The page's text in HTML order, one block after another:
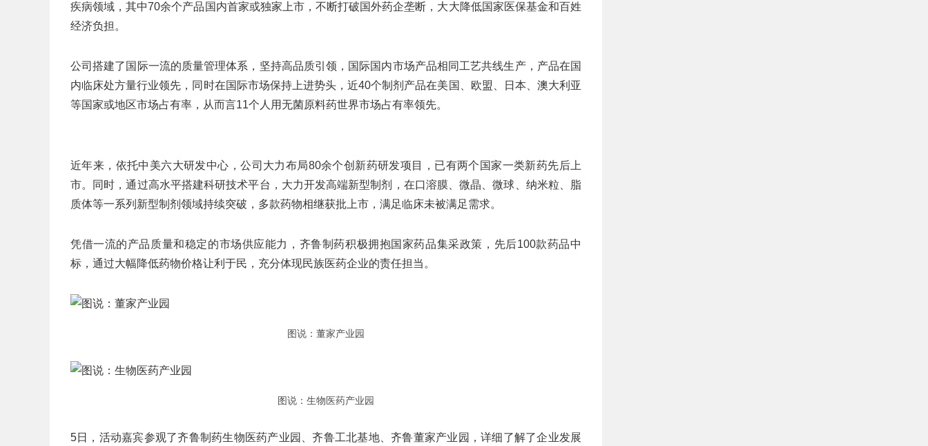
疾病领域，其中70余个产品国内首家或独家上市，不断打破国外药企垄断，大大降低国家医保基金和百姓
经济负担。
公司搭建了国际一流的质量管理体系，坚持高品质引领，国际国内市场产品相同工艺共线生产，产品在国
内临床处方量行业领先，同时在国际市场保持上进势头，近40个制剂产品在美国、欧盟、日本、澳大利亚
等国家或地区市场占有率，从而言11个人用无菌原料药世界市场占有率领先。
近年来，依托中美六大研发中心，公司大力布局80余个创新药研发项目，已有两个国家一类新药先后上
市。同时，通过高水平搭建科研技术平台，大力开发高端新型制剂，在口溶膜、微晶、微球、纳米粒、脂
质体等一系列新型制剂领域持续突破，多款药物相继获批上市，满足临床未被满足需求。
凭借一流的产品质量和稳定的市场供应能力，齐鲁制药积极拥抱国家药品集采政策，先后100款药品中
标，通过大幅降低药物价格让利于民，充分体现民族医药企业的责任担当。
图说：董家产业园
图说：生物医药产业园
5日，活动嘉宾参观了齐鲁制药生物医药产业园、齐鲁工北基地、齐鲁董家产业园，详细了解了企业发展